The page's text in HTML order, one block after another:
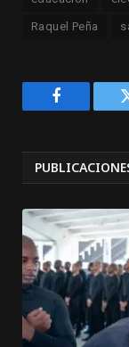
Raquel Peña
Facebook